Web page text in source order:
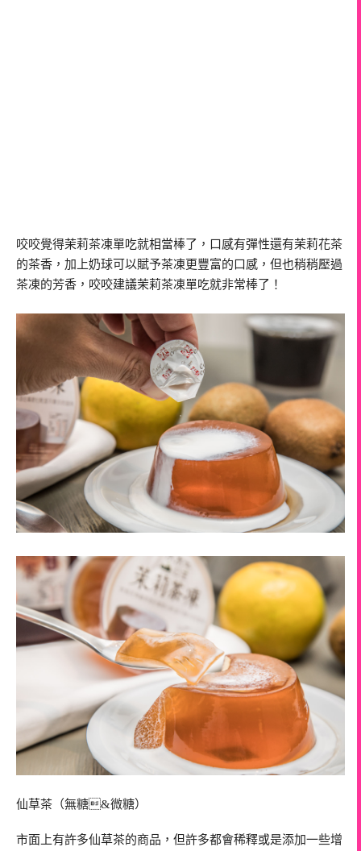
咬咬覺得茉莉茶凍單吃就相當棒了，口感有彈性還有茉莉花茶
的茶香，加上奶球可以賦予茶凍更豐富的口感，但也稍稍壓過
茶凍的芳香，咬咬建議茉莉茶凍單吃就非常棒了！
仙草茶（無糖&微糖）
市面上有許多仙草茶的商品，但許多都會稀釋或是添加一些增